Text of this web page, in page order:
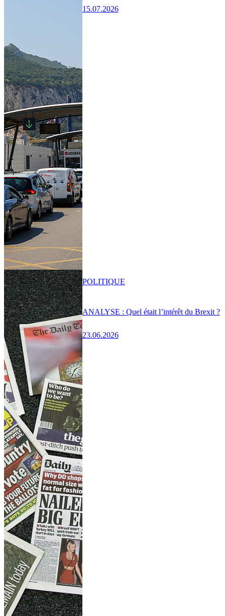
15.07.2026
ANALYSE : Quel était l’intérêt du Brexit ?
23.06.2026
POLITIQUE